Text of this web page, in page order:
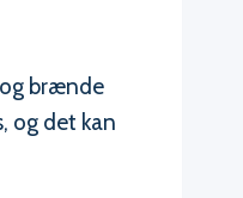
brænde
og det kan